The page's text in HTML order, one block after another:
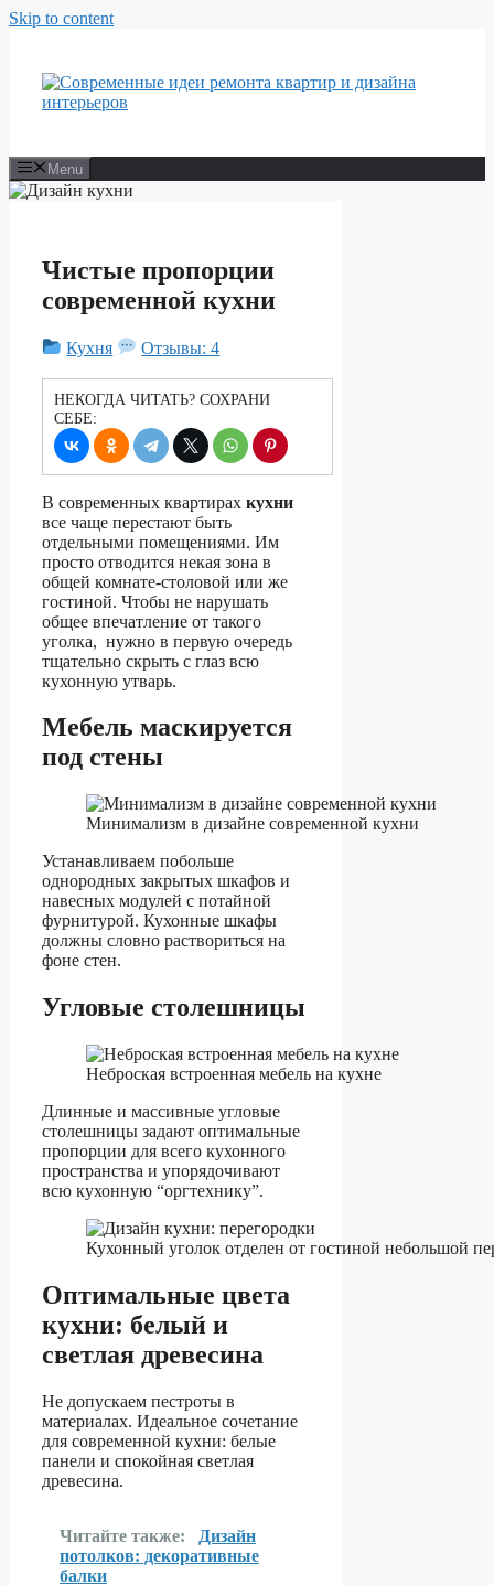
Skip to content
Menu
Чистые пропорции
современной кухни
Кухня Отзывы: 4
НЕКОГДА ЧИТАТЬ? СОХРАНИ
СЕБЕ:
В современных квартирах кухни
все чаще перестают быть
отдельными помещениями. Им
просто отводится некая зона в
общей комнате-столовой или же
гостиной. Чтобы не нарушать
общее впечатление от такого
уголка, нужно в первую очередь
тщательно скрыть с глаз всю
кухонную утварь.
Мебель маскируется
под стены
Минимализм в дизайне современной кухни
Устанавливаем побольше
однородных закрытых шкафов и
навесных модулей с потайной
фурнитурой. Кухонные шкафы
должны словно раствориться на
фоне стен.
Угловые столешницы
Неброская встроенная мебель на кухне
Длинные и массивные угловые
столешницы задают оптимальные
пропорции для всего кухонного
пространства и упорядочивают
всю кухонную “оргтехнику”.
Кухонный уголок отделен от гостиной небольшой
Оптимальные цвета
кухни: белый и
светлая древесина
Не допускаем пестроты в
материалах. Идеальное сочетание
для современной кухни: белые
панели и спокойная светлая
древесина.
Читайте также:
Дизайн
потолков: декоративные
балки